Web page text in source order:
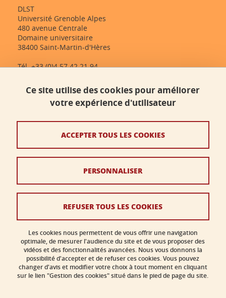
DLST
Université Grenoble Alpes
480 avenue Centrale
Domaine universitaire
38400 Saint-Martin-d'Hères
Tél. +33 (0)4 57 42 21 94
Crédits
Données personnelles
Politique des cookies
Gestion des cookies
Accessibilité : non conforme
Ce site utilise des cookies pour améliorer
votre expérience d'utilisateur
Les cookies nous permettent de vous offrir une navigation
optimale, de mesurer l'audience du site et de vous proposer des
vidéos et des fonctionnalités avancées. Nous vous donnons la
possibilité d'accepter et de refuser ces cookies. Vous pouvez
changer d'avis et modifier votre choix à tout moment en cliquant
sur le lien "Gestion des cookies" situé dans le pied de page du site.
ACCEPTER TOUS LES COOKIES
REFUSER TOUS LES COOKIES
PERSONNALISER